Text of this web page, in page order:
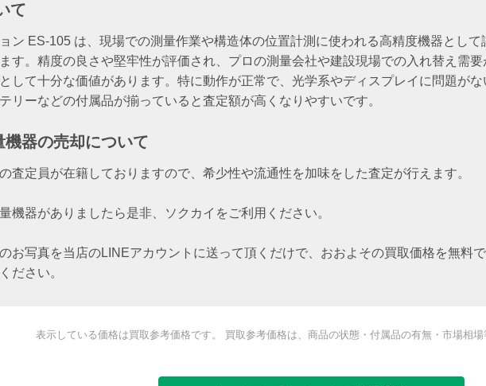
て
ン ES-105 は、現場での測量作業や構造体の位置計測に使われる高精度機器とし
す。精度の良さや堅牢性が評価され、プロの測量会社や建設現場での入れ替え需
して十分な価値があります。特に動作が正常で、光学系やディスプレイに問題が
リーなどの付属品が揃っていると査定額が高くなりやすいです。
機器の売却について
査定員が在籍しておりますので、希少性や流通性を加味をした査定が行えます。
機器がありましたら是非、ソクカイをご利用ください。
お写真を当店のLINEアカウントに送って頂くだけで、おおよその買取価格を無料
ださい。
表示している価格は買取参考価格です。 買取参考価格は、商品の状態・付属品の有無・市場相場